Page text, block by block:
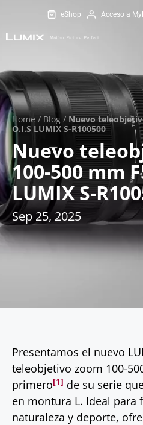
eShop Acceso a
Home / Blog / Nuevo
O.I.S LUMIX S-R100500
Nuevo
100-500 mm
LUMIX S-
Sep 25, 2025
Presentamos el nuevo
teleobjetivo zoom 100-
primero[1] de su serie
en montura L. Ideal para
naturaleza y deporte,